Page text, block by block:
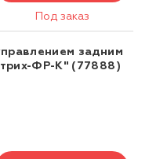
Под заказ
задним
ФР-К" (77888)